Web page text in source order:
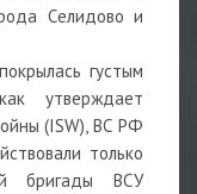
Селидово и
густым
утверждает
(ISW), ВС РФ
только
бригады ВСУ